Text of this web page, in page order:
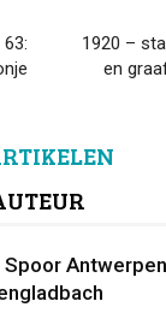
1920 –
en
Spoor